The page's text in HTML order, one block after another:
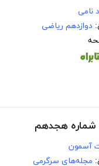
نامی
دوازدهم ریاضی
شماره هجدهم
آسمون
مجله‌های سرگرمی